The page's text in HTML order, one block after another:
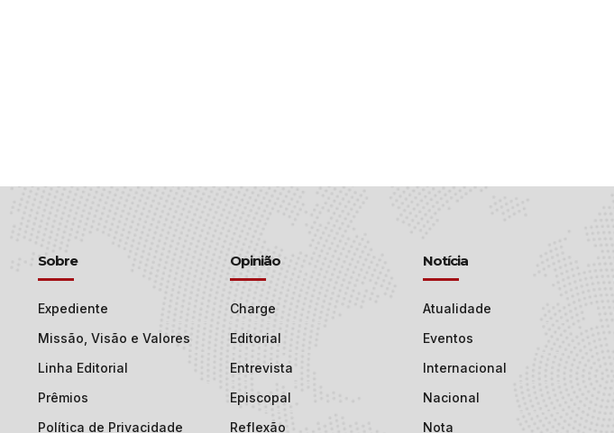
Sobre
Expediente
Missão, Visão e Valores
Linha Editorial
Prêmios
Política de Privacidade
Opinião
Charge
Editorial
Entrevista
Episcopal
Reflexão
Notícia
Atualidade
Eventos
Internacional
Nacional
Nota